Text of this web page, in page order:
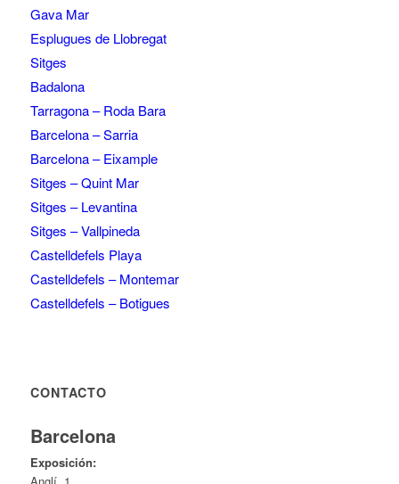
Gava Mar
Esplugues de Llobregat
Sitges
Badalona
Tarragona – Roda Bara
Barcelona – Sarria
Barcelona – Eixample
Sitges – Quint Mar
Sitges – Levantina
Sitges – Vallpineda
Castelldefels Playa
Castelldefels – Montemar
Castelldefels – Botigues
CONTACTO
Barcelona
Exposición: